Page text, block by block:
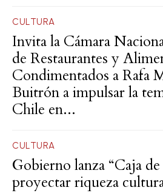
CULTURA
Invita la Cámara
de Restaurantes y
Condimentados a Rafa
Buitrón a impulsar la
Chile en...
CULTURA
Gobierno lanza “Caja de
proyectar riqueza